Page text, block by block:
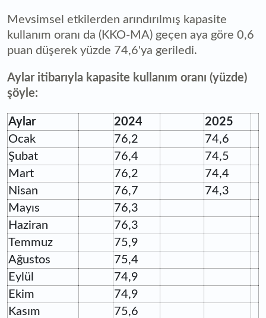
Mevsimsel etkilerden arındırılmış kapasite
kullanım oranı da (KKO-MA) geçen aya göre 0,6
puan düşerek yüzde 74,6'ya geriledi.
Aylar itibarıyla kapasite kullanım oranı (yüzde)
şöyle:
Aylar 2024
2025
Ocak
76,2
74,6
Şubat
76,4
74,5
Mart
76,2
74,4
Nisan
76,7
74,3
Mayıs
76,3
Haziran
76,3
Temmuz
75,9
Ağustos
75,4
Eylül
74,9
Ekim
74,9
Kasım
75,6